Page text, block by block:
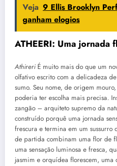
Veja 9 Ellis Brooklyn
ganham elogios
ATHEERI: Uma jornada
AthireriÉ muito mais do que um
olfativo escrito com a delicadeza
sumo. Seu nome, de origem
poderia ter escolha mais precisa.
zangão – arquiteto supremo da
construído porquê uma jornada
frescura e termina em um sussurro
de partida combinam uma flor de
uma sensação luminosa e fresca,
jasmim e orquídea florescem, uma